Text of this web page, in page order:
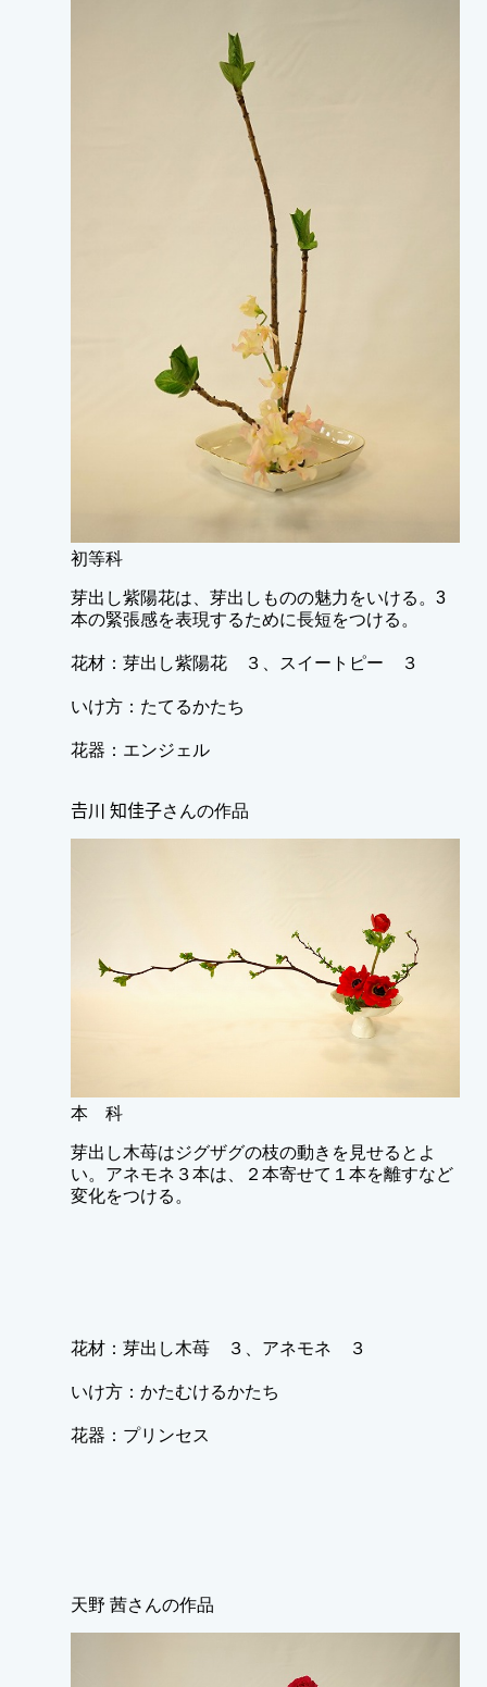
初等科
芽出し紫陽花は、芽出しものの魅力をいける。3
本の緊張感を表現するために長短をつける。
花材：芽出し紫陽花 ３、スイートピー ３
いけ方：たてるかたち
花器：エンジェル
𠮷川 知佳子さんの作品
本 科
芽出し木苺はジグザグの枝の動きを見せるとよ
い。アネモネ３本は、２本寄せて１本を離すなど
変化をつける。
花材：芽出し木苺 ３、アネモネ ３
いけ方：かたむけるかたち
花器：プリンセス
天野 茜さんの作品